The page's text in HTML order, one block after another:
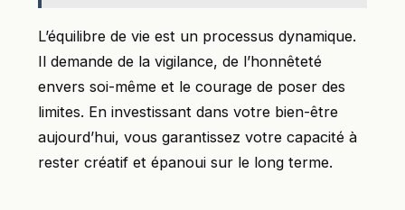
L’équilibre de vie est un processus dynamique.
Il demande de la vigilance, de l’honnêteté
envers soi-même et le courage de poser des
limites. En investissant dans votre bien-être
aujourd’hui, vous garantissez votre capacité à
rester créatif et épanoui sur le long terme.